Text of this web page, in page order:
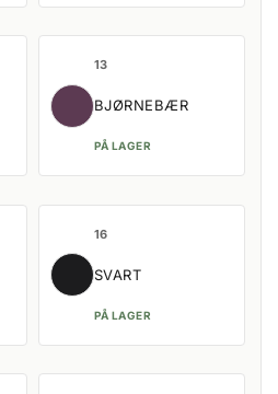
13
BJØRNEBÆR
PÅ LAGER
16
SVART
PÅ LAGER